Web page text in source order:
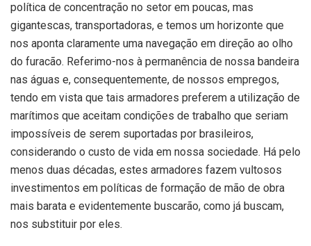
política de concentração no setor em poucas, mas
gigantescas, transportadoras, e temos um horizonte que
nos aponta claramente uma navegação em direção ao olho
do furacão. Referimo-nos à permanência de nossa bandeira
nas águas e, consequentemente, de nossos empregos,
tendo em vista que tais armadores preferem a utilização de
marítimos que aceitam condições de trabalho que seriam
impossíveis de serem suportadas por brasileiros,
considerando o custo de vida em nossa sociedade. Há pelo
menos duas décadas, estes armadores fazem vultosos
investimentos em políticas de formação de mão de obra
mais barata e evidentemente buscarão, como já buscam,
nos substituir por eles.